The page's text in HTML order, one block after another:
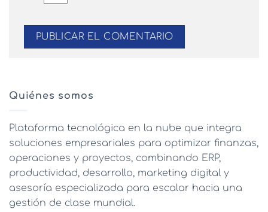
Quiénes somos
Plataforma tecnológica en la nube que integra
soluciones empresariales para optimizar finanzas,
operaciones y proyectos, combinando ERP,
productividad, desarrollo, marketing digital y
asesoría especializada para escalar hacia una
gestión de clase mundial.